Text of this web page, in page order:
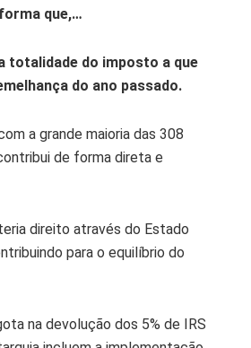
que,…
totalidade do imposto a que
do ano passado.
a grande maioria das 308
de forma direta e
direito através do Estado
para o equilíbrio do
na devolução dos 5% de IRS